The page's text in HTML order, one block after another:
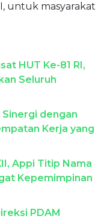
untuk masyarakat
HUT Ke-81 RI,
Seluruh
dengan
Kerja yang
Appi Titip Nama
Kepemimpinan
PDAM